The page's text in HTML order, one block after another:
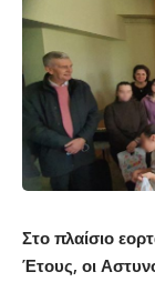
Στο πλαίσιο
Έτους, οι